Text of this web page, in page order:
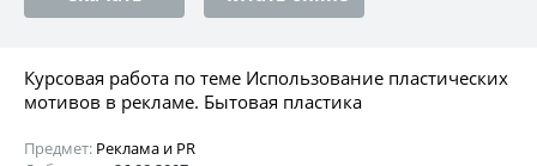
Курсовая работа по теме Использование пластических
мотивов в рекламе. Бытовая пластика
Предмет: Реклама и PR